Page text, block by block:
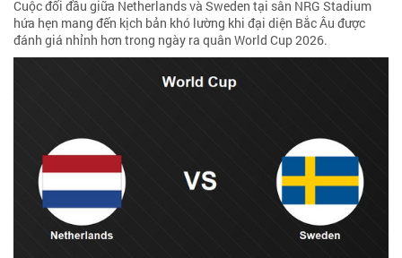
Cuộc đối đầu giữa Netherlands và Sweden tại sân NRG Stadium
hứa hẹn mang đến kịch bản khó lường khi đại diện Bắc Âu được
đánh giá nhỉnh hơn trong ngày ra quân World Cup 2026.